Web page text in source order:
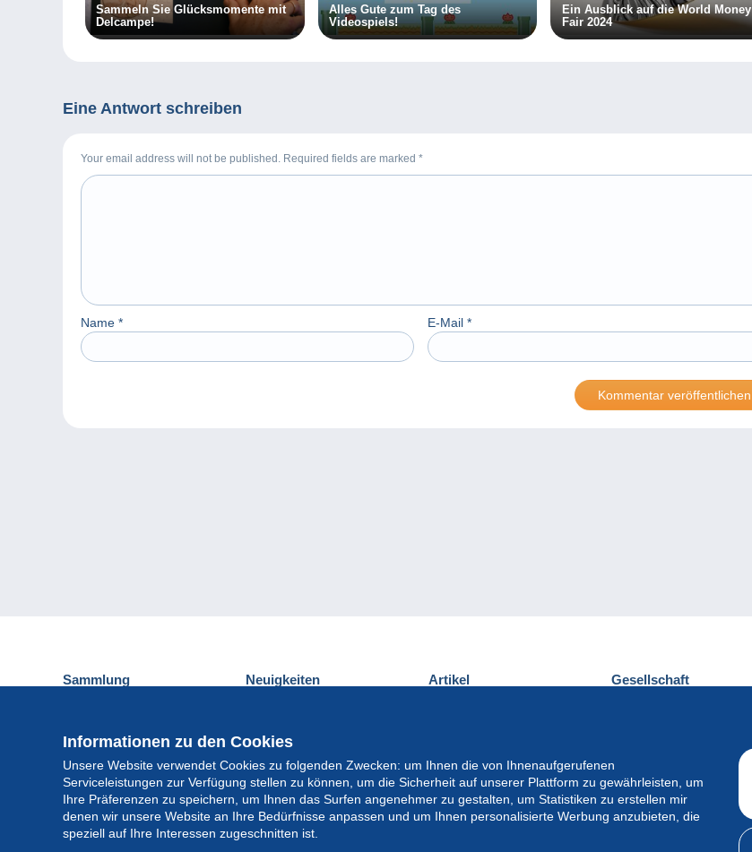
Sammeln Sie Glücksmomente mit
Delcampe!
Alles Gute zum Tag des
Videospiels!
Ein Ausblick auf die World Money
Fair 2024
Eine Antwort schreiben
Your email address will not be published. Required fields are marked *
Name * E-Mail *
Informationen zu den Cookies
Unsere Website verwendet Cookies zu folgenden Zwecken: um Ihnen die von Ihnenaufgerufenen
Serviceleistungen zur Verfügung stellen zu können, um die Sicherheit auf unserer Plattform zu gewährleisten, um
Ihre Präferenzen zu speichern, um Ihnen das Surfen angenehmer zu gestalten, um Statistiken zu erstellen mir
denen wir unsere Website an Ihre Bedürfnisse anpassen und um Ihnen personalisierte Werbung anzubieten, die
speziell auf Ihre Interessen zugeschnitten ist.
Sammlung
Münzen und Banknoten
Andere Sammlungen
Neuigkeiten Artikel Gesellschaft